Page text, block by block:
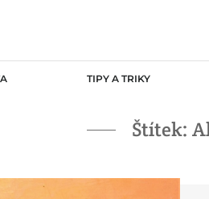
TIPY A TRIKY
Štítek: